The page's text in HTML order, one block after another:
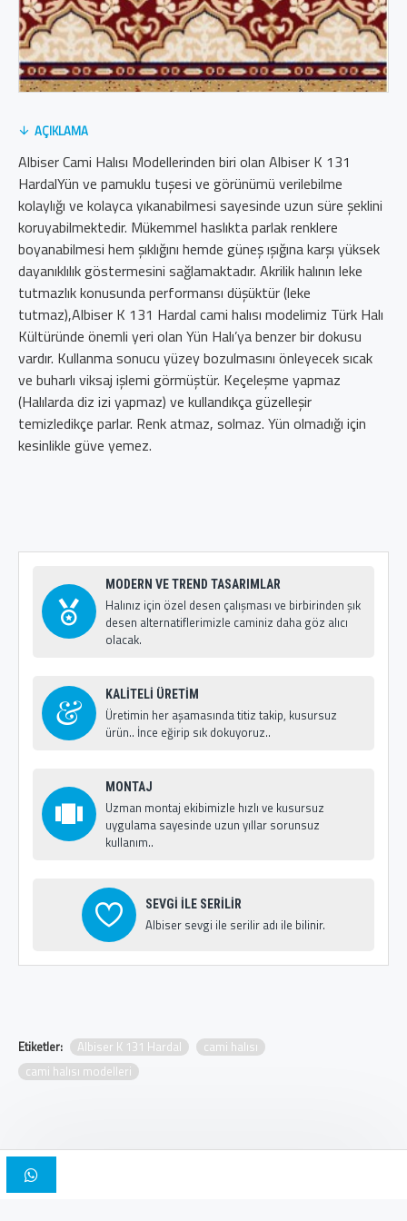
AÇIKLAMA
Albiser Cami Halısı Modellerinden biri olan Albiser K 131
HardalYün ve pamuklu tuşesi ve görünümü verilebilme
kolaylığı ve kolayca yıkanabilmesi sayesinde uzun süre şeklini
koruyabilmektedir. Mükemmel haslıkta parlak renklere
boyanabilmesi hem şıklığını hemde güneş ışığına karşı yüksek
dayanıklılık göstermesini sağlamaktadır. Akrilik halının leke
tutmazlık konusunda performansı düşüktür (leke
tutmaz),Albiser K 131 Hardal cami halısı modelimiz Türk Halı
Kültüründe önemli yeri olan Yün Halı’ya benzer bir dokusu
vardır. Kullanma sonucu yüzey bozulmasını önleyecek sıcak
ve buharlı viksaj işlemi görmüştür. Keçeleşme yapmaz
(Halılarda diz izi yapmaz) ve kullandıkça güzelleşir
temizledikçe parlar. Renk atmaz, solmaz. Yün olmadığı için
kesinlikle güve yemez.
MODERN VE TREND TASARIMLAR
Halınız için özel desen çalışması ve birbirinden şık
desen alternatiflerimizle caminiz daha göz alıcı
olacak.
KALİTELİ ÜRETİM
Üretimin her aşamasında titiz takip, kusursuz
ürün.. İnce eğirip sık dokuyoruz..
MONTAJ
Uzman montaj ekibimizle hızlı ve kusursuz
uygulama sayesinde uzun yıllar sorunsuz
kullanım..
SEVGİ İLE SERİLİR
Albiser sevgi ile serilir adı ile bilinir.
Etiketler: Albiser K 131 Hardal
cami halısı
cami halısı modelleri
Copyright © 2025, Albiser Cami Halıları | Tasarım İskender Bilici